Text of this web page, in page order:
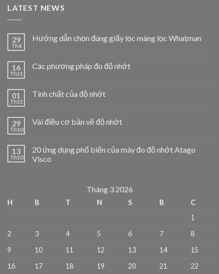
LATEST NEWS
29
Th8
Hướng dẫn chọn đúng giấy lọc màng lọc Whatman
16
Th11
Các phương pháp đo độ nhớt
01
Th11
Tính chất của độ nhớt
29
Th10
Vài điều cơ bản về độ nhớt
13
Th10
20 ứng dụng phổ biến của máy đo độ nhớt Atago
Visco
Tháng 3 2026
H B T N S B
C
1
2
3 4 5 6 7
8
9
10 11 12 13 14
15
16
17 18 19 20 21
22